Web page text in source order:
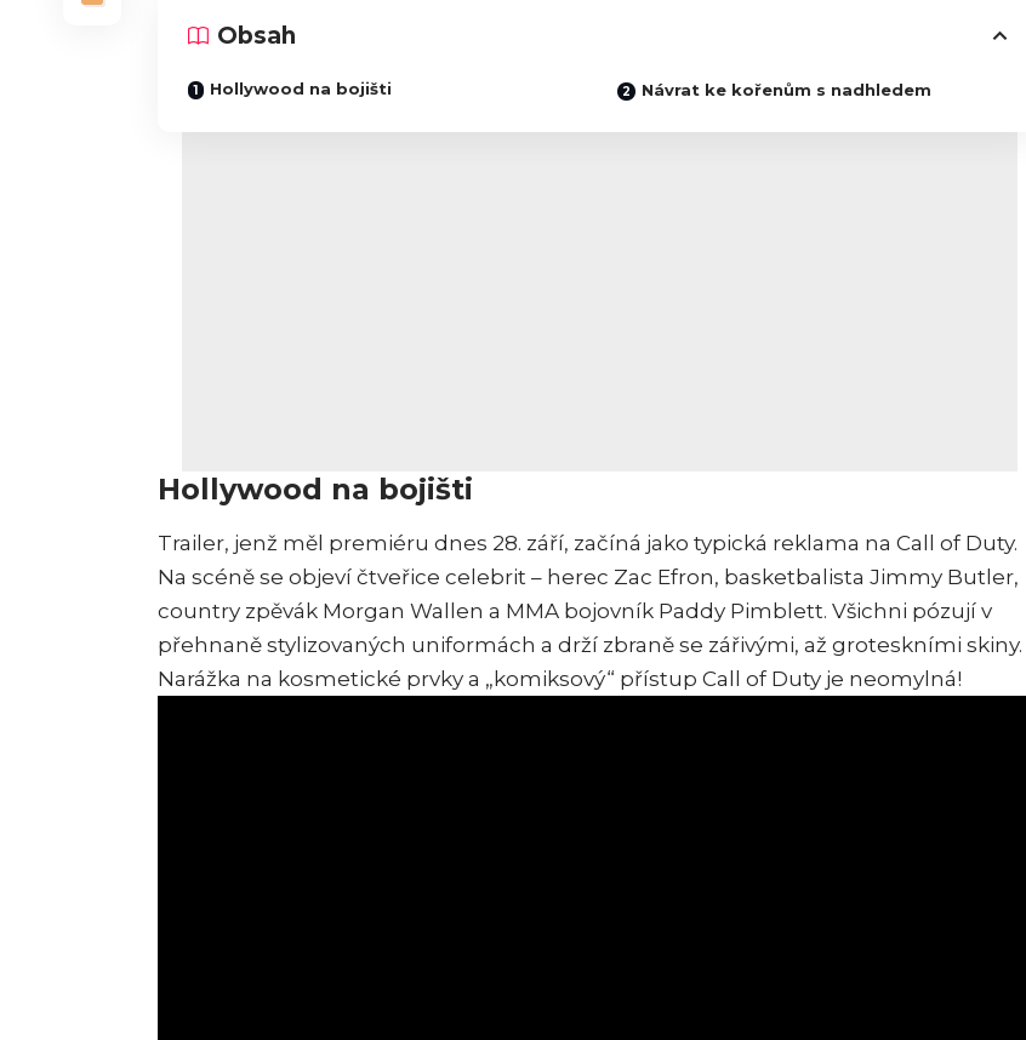
Obsah
Hollywood na bojišti Návrat ke kořenům s nadhledem
Hollywood na bojišti
Trailer, jenž měl premiéru dnes 28. září, začíná jako typická reklama na Call of Duty.
Na scéně se objeví čtveřice celebrit – herec Zac Efron, basketbalista Jimmy Butler,
country zpěvák Morgan Wallen a MMA bojovník Paddy Pimblett. Všichni pózují v
přehnaně stylizovaných uniformách a drží zbraně se zářivými, až groteskními skiny.
Narážka na kosmetické prvky a „komiksový“ přístup Call of Duty je neomylná!